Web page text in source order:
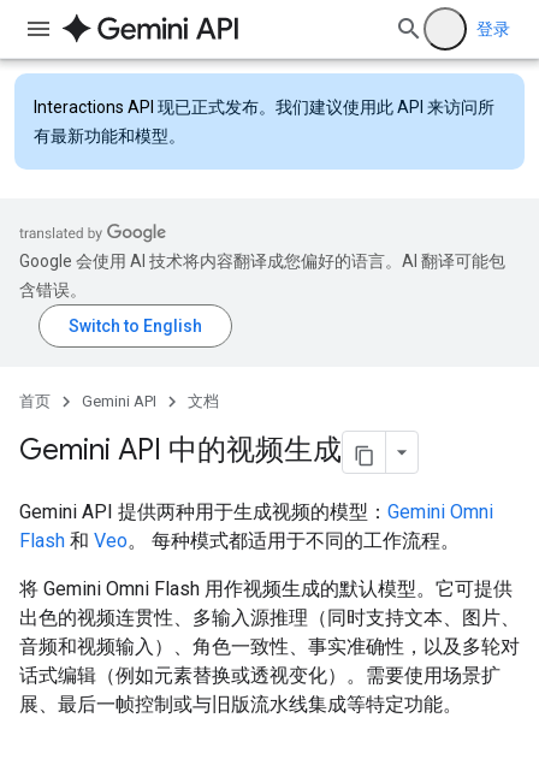
登录
Interactions API 现已正式发布。我们建议使用此 API 来访问所
有最新功能和模型。
Google 会使用 AI 技术将内容翻译成您偏好的语言。AI 翻译可能包
含错误。
首页 Gemini API 文档
Gemini API 中的视频生成
Gemini API 提供两种用于生成视频的模型： Gemini Omni
Flash 和 Veo。 每种模式都适用于不同的工作流程。
将 Gemini Omni Flash 用作视频生成的默认模型。它可提供
出色的视频连贯性、多输入源推理（同时支持文本、图片、
音频和视频输入）、角色一致性、事实准确性，以及多轮对
话式编辑（例如元素替换或透视变化）。需要使用场景扩
展、最后一帧控制或与旧版流水线集成等特定功能。